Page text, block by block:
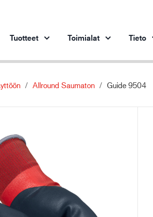
Tuotteet
Terästeollisuus
Konepajateollisuus
Öljy- ja kaasuteollisuus
Rakentaminen ja rakennusteollisuus
Logistiikka
Toimialat
Terästeollisuus
Tieto
Allround Saumaton Guide 9504